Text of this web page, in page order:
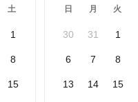
土
1
8
15
日 月 火
30 31 1
6 7 8
13 14 15